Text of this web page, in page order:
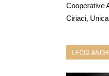
Cooperative
Ciriaci,
LEGGI